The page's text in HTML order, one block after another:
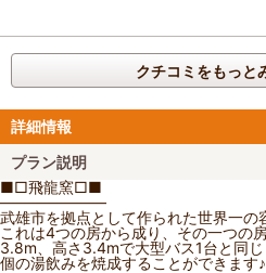
たえない楽しい空間で思い思いのも
とてもいい時間でした。
ありがとうございました。
武雄周辺でお探しならかなりお勧めで
クチコミをもっと
詳細情報
プラン説明
■□飛龍窯□■
―――――――
武雄市を拠点として作られた世界一の
これは4つの房から成り、その一つの
3.8m、高さ3.4mで大型バス1台と同
個の湯飲みを焼成することができます♪